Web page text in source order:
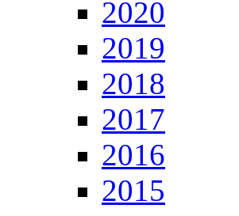
2020
2019
2018
2017
2016
2015